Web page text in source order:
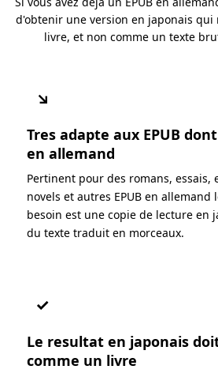
d'obtenir une version en japonais qui
livre, et non comme un texte
↘
Tres adapte aux EPUB
en allemand
Pertinent pour des romans, essais,
novels et autres EPUB en allemand
besoin est une copie de lecture en
du texte traduit en morceaux.
✓
Le resultat en japonais
comme un livre